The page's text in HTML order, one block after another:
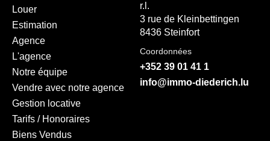
Louer
Estimation
Agence
L'agence
Notre équipe
Vendre avec notre agence
Gestion locative
Tarifs / Honoraires
Biens Vendus
r.l.
3 rue de Kleinbettingen
8436 Steinfort
Coordonnées
+352 39 01 41 1
info@immo-diederich.lu